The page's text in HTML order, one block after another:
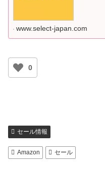
www.select-japan.com
0
セール情報
Amazon セール